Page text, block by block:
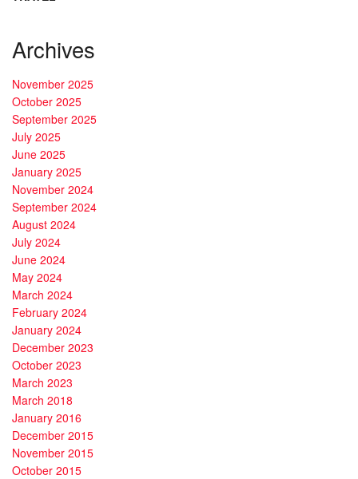
Archives
November 2025
October 2025
September 2025
July 2025
June 2025
January 2025
November 2024
September 2024
August 2024
July 2024
June 2024
May 2024
March 2024
February 2024
January 2024
December 2023
October 2023
March 2023
March 2018
January 2016
December 2015
November 2015
October 2015